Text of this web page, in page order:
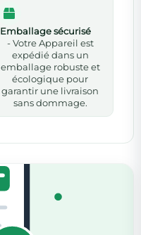
Emballage sécurisé
- Votre Appareil est
expédié dans un
emballage robuste et
écologique pour
garantir une livraison
sans dommage.